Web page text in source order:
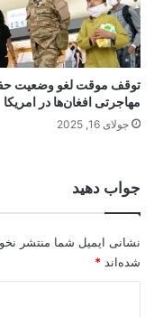
توقف موقت لغو وضعیت
مهاجرتی افغان‌ها در امریکا
جولای 16, 2025
جواب دهید
نشانی ایمیل شما منتشر
شده‌اند *